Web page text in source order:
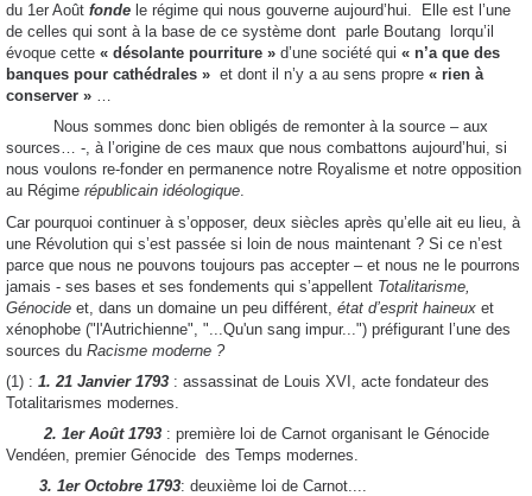
du 1er Août fonde le régime qui nous gouverne aujourd’hui. Elle est l’une
de celles qui sont à la base de ce système dont parle Boutang lorqu’il
évoque cette « désolante pourriture » d’une société qui « n’a que des
banques pour cathédrales » et dont il n’y a au sens propre « rien à
conserver » …
Nous sommes donc bien obligés de remonter à la source – aux
sources… -, à l’origine de ces maux que nous combattons aujourd’hui, si
nous voulons re-fonder en permanence notre Royalisme et notre opposition
au Régime républicain idéologique.
Car pourquoi continuer à s’opposer, deux siècles après qu’elle ait eu lieu, à
une Révolution qui s’est passée si loin de nous maintenant ? Si ce n’est
parce que nous ne pouvons toujours pas accepter – et nous ne le pourrons
jamais - ses bases et ses fondements qui s’appellent Totalitarisme,
Génocide et, dans un domaine un peu différent, état d’esprit haineux et
xénophobe ("l'Autrichienne", "...Qu'un sang impur...") préfigurant l’une des
sources du Racisme moderne ?
(1) : 1. 21 Janvier 1793 : assassinat de Louis XVI, acte fondateur des
Totalitarismes modernes.
2. 1er Août 1793 : première loi de Carnot organisant le Génocide
Vendéen, premier Génocide des Temps modernes.
3. 1er Octobre 1793: deuxième loi de Carnot....